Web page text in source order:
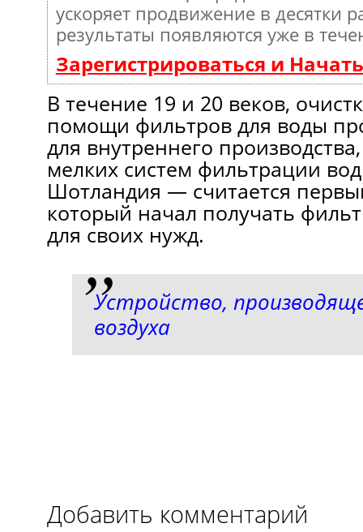
ускоряет продвижение в десятки
результаты появляются уже в
Зарегистрироваться и
В течение 19 и 20 веков,
помощи фильтров для воды
для внутреннего
мелких систем фильтрации
Шотландия — считается
который начал получать
для своих нужд.
Устройство,
воздуха
Добавить комментарий